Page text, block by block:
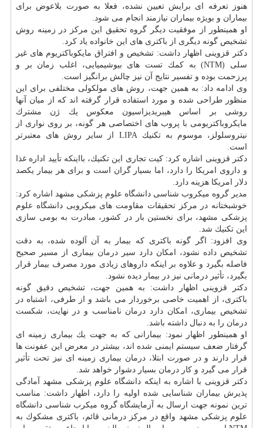
هنوز تعرفه ای برایش تعیین نشده، فعلا به صورت بلاعوض برای
بیماران و بویژه بیماران نیازمند انجام می شود.
او همینطور از موفقیت دیگر گروه تحقیق این مركز در زمینه روش
تشخیص گونه دیگری از باكتری های این خانواده یاد كرد.
دكتر قزوینی اظهار داشت: تشخیص و افتراق مایكوباكتریوم های غیر
سلی (NTM) به كمك تست های بیوشیمیایی، اغلب زمان بر و
پرزحمت بوده و تفسیر نتایج آن نیز چالش برانگیز است.
وی ادامه داد: به همین جهت، روش های مولكولی مختلفی برای این
منظور طراحی شده و مورد استفاده قرار گرفته اند كه از میان آنها
روشی بر اساس هیبریدیزاسیون معكوس یك ژن مشترك
مایكروباكتریومی با پروب های اختصاصی هر گونه، بر روی نواری از
نیتروسلولز، موسوم به تكنیك LIPA از سایر روش های معتبرتر
است.
دكتر قزوینی اشاره كرد: كیت تجاری این تكنیك، بااینكه تأیید اداره غذا
و داروی امریكا را دارد، اما بسیار گران است و برای هر بیمار یكصد
دلار امریكا هزینه دارد.
مدیر گروه میكروب شناسی دانشگاه علوم پزشكی مشهد اشاره كرد:
خوشبختانه در مركز تحقیقات مقاومت های میكروبی دانشگاه علوم
پزشكی مشهد، برای نخستین بار در كشور، مبادرت به بومی سازی
این تكنیك شد.
وی افزود: اگر گونه باكتری كه بیمار به آن آلوده شده، به دقت
تشخیص داده نشود، امكان دارد سیر درمان بیماری از مسیر صحیح
فاصله بگیرد و علاوه بر اینكه داروهای زیادی مورد مصرف بیمار قرار
بگیرد، تأثیر درمانی نیز در بیمار دیده نشود.
دكتر قزوینی اظهار داشت: به همین جهت، تشخیص دقیق گونه
باكتری، از اهمیت خاصی برخوردار می باشد و از طرفی، اشتباه در
تشخیص بیماری، امكان دارد درمان نامناسب و در نهایت، شكست
درمان را به دنبال داشته باشد.
او همینطور اظهار نمود: بیمارانی كه به جهت یك بیماری زمینه ای
گرفتار ضعف سیستم ایمنی شده اند، بیشتر در معرض این عفونت ها
قرار دارند و در صورت ابتلا، درمان بیماری زمینه ای نیز تحت تأثیر
قرار می گیرد و كار درمان بسیار دشوار خواهد شد.
دكتر قزوینی با اشاره به اینكه دانشگاه علوم پزشكی مشهد آمادگی
پذیرش بیماران شناسایی شده اولیه را دارد، اظهار داشت: مناسب
ترین نمونه جهت ارسال به آزمایشگاه گروه میكرب شناسی دانشگاه
علوم پزشكی مشهد واقع در مركز درمانی قائم، باكتری مشكوك به